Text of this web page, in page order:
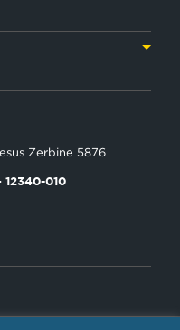
Zerbine 5876
12340-010